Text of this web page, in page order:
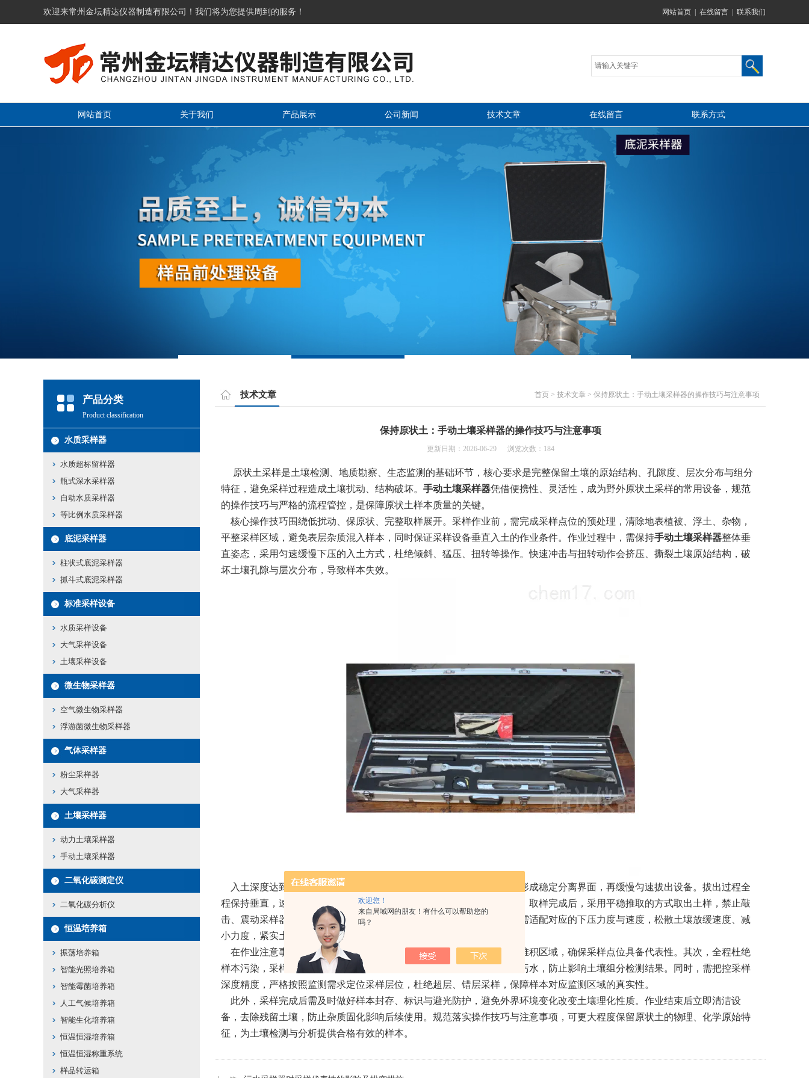
欢迎您！
来自局域网的朋友！有什么可以帮助您的
吗？
欢迎来常州金坛精达仪器制造有限公司！我们将为您提供周到的服务！ 网站首页 在线留言 联系我们
网站首页 关于我们 产品展示 公司新闻 技术文章 在线留言 联系方式
产品分类
Product classification
水质采样器
水质超标留样器
瓶式深水采样器
自动水质采样器
等比例水质采样器
底泥采样器
柱状式底泥采样器
抓斗式底泥采样器
标准采样设备
水质采样设备
大气采样设备
土壤采样设备
微生物采样器
空气微生物采样器
浮游菌微生物采样器
气体采样器
粉尘采样器
大气采样器
土壤采样器
动力土壤采样器
手动土壤采样器
二氧化碳测定仪
二氧化碳分析仪
恒温培养箱
振荡培养箱
智能光照培养箱
智能霉菌培养箱
人工气候培养箱
智能生化培养箱
恒温恒湿培养箱
恒温恒湿称重系统
样品转运箱
技术文章 首页 > 技术文章 > 保持原状土：手动土壤采样器的操作技巧与注意事项
保持原状土：手动土壤采样器的操作技巧与注意事项
更新日期：2026-06-29 浏览次数：184
原状土采样是土壤检测、地质勘察、生态监测的基础环节，核心要求是完整保留土壤的原始结构、孔隙度、层次分布与组分
特征，避免采样过程造成土壤扰动、结构破坏。 手动土壤采样器凭借便携性、灵活性，成为野外原状土采样的常用设备，规范
的操作技巧与严格的流程管控，是保障原状土样本质量的关键。
核心操作技巧围绕低扰动、保原状、完整取样展开。采样作业前，需完成采样点位的预处理，清除地表植被、浮土、杂物，
平整采样区域，避免表层杂质混入样本，同时保证采样设备垂直入土的作业条件。作业过程中，需保持手动土壤采样器整体垂
直姿态，采用匀速缓慢下压的入土方式，杜绝倾斜、猛压、扭转等操作。快速冲击与扭转动作会挤压、撕裂土壤原始结构，破
坏土壤孔隙与层次分布，导致样本失效。
入土深度达到预设标准后，需平稳静置片刻，让采样腔体与周边土壤形成稳定分离界面，再缓慢匀速拔出设备。拔出过程全
程保持垂直，速度均匀，避免晃动、倾斜导致腔体内部土壤脱落、坍塌。取样完成后，采用平稳推取的方式取出土样，禁止敲
击、震动采样器，更大程度保留土壤原状结构。针对不同质地的土壤，需适配对应的下压力度与速度，松散土壤放缓速度、减
小力度，紧实土壤匀速渐进施压，适配土壤特性保障采样效果。
在作业注意事项方面，先严控点位适配性，避开人工扰动区域、杂物堆积区域，确保采样点位具备代表性。其次，全程杜绝
样本污染，采样设备需提前清洁干燥，作业过程中避免接触外源杂质、污水，防止影响土壤组分检测结果。同时，需把控采样
深度精度，严格按照监测需求定位采样层位，杜绝超层、错层采样，保障样本对应监测区域的真实性。
此外，采样完成后需及时做好样本封存、标识与避光防护，避免外界环境变化改变土壤理化性质。作业结束后立即清洁设
备，去除残留土壤，防止杂质固化影响后续使用。规范落实操作技巧与注意事项，可更大程度保留原状土的物理、化学原始特
征，为土壤检测与分析提供合格有效的样本。